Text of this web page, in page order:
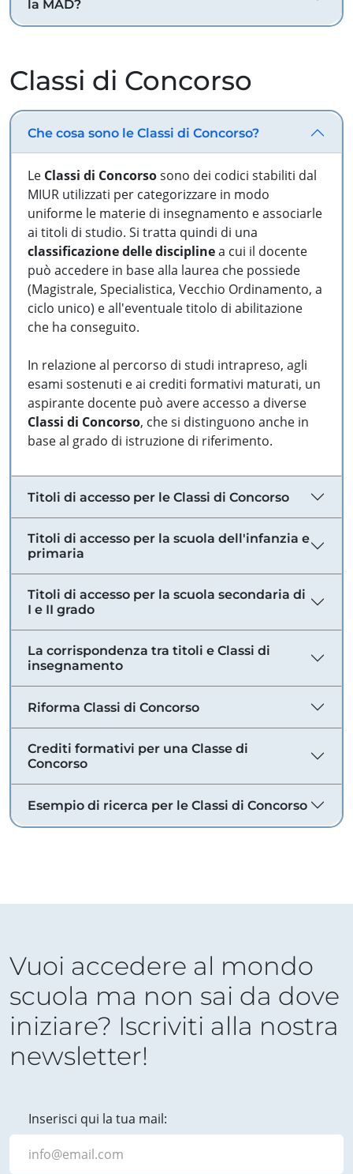
la MAD?
Classi di Concorso
Che cosa sono le Classi di Concorso?
Le Classi di Concorsosono dei codici stabiliti dal
MIUR utilizzati per categorizzare in modo
uniforme le materie di insegnamento e associarle
ai titoli di studio. Si tratta quindi di una
classificazione delle disciplinea cui il docente
può accedere in base alla laurea che possiede
(Magistrale, Specialistica, Vecchio Ordinamento, a
ciclo unico) e all'eventuale titolo di abilitazione
che ha conseguito.
In relazione al percorso di studi intrapreso, agli
esami sostenuti e ai crediti formativi maturati, un
aspirante docente può avere accesso a diverse
Classi di Concorso, che si distinguono anche in
base al grado di istruzione di riferimento.
Titoli di accesso per le Classi di Concorso
Titoli di accesso per la scuola dell'infanzia e
primaria
Titoli di accesso per la scuola secondaria di
I e II grado
La corrispondenza tra titoli e Classi di
insegnamento
Riforma Classi di Concorso
Crediti formativi per una Classe di
Concorso
Esempio di ricerca per le Classi di Concorso
Vuoi accedere al mondo
scuola ma non sai da dove
iniziare? Iscriviti alla nostra
newsletter!
Inserisci qui la tua mail: